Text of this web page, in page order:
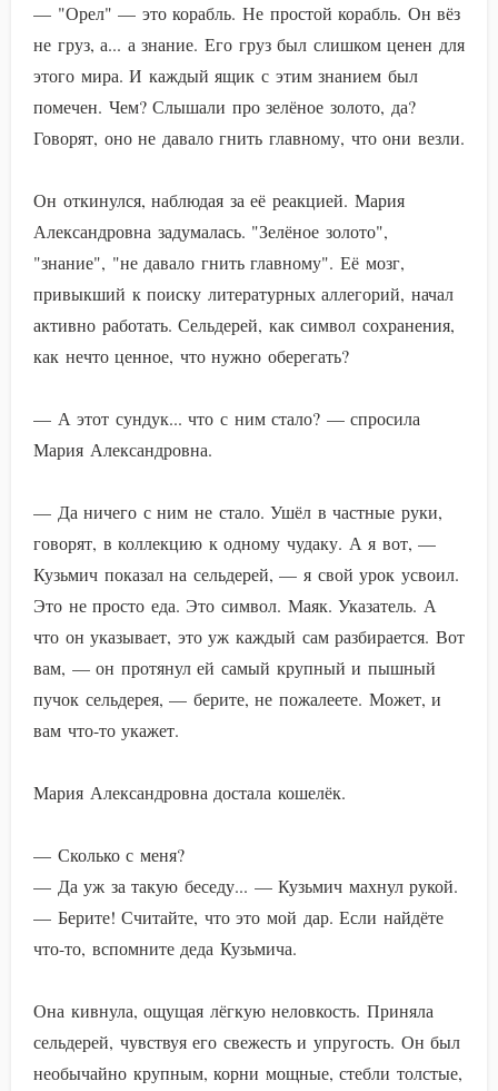
— "Орел" — это корабль. Не простой корабль. Он вёз
не груз, а... а знание. Его груз был слишком ценен для
этого мира. И каждый ящик с этим знанием был
помечен. Чем? Слышали про зелёное золото, да?
Говорят, оно не давало гнить главному, что они везли.
Он откинулся, наблюдая за её реакцией. Мария
Александровна задумалась. "Зелёное золото",
"знание", "не давало гнить главному". Её мозг,
привыкший к поиску литературных аллегорий, начал
активно работать. Сельдерей, как символ сохранения,
как нечто ценное, что нужно оберегать?
— А этот сундук... что с ним стало? — спросила
Мария Александровна.
— Да ничего с ним не стало. Ушёл в частные руки,
говорят, в коллекцию к одному чудаку. А я вот, —
Кузьмич показал на сельдерей, — я свой урок усвоил.
Это не просто еда. Это символ. Маяк. Указатель. А
что он указывает, это уж каждый сам разбирается. Вот
вам, — он протянул ей самый крупный и пышный
пучок сельдерея, — берите, не пожалеете. Может, и
вам что-то укажет.
Мария Александровна достала кошелёк.
— Сколько с меня?
— Да уж за такую беседу... — Кузьмич махнул рукой.
— Берите! Считайте, что это мой дар. Если найдёте
что-то, вспомните деда Кузьмича.
Она кивнула, ощущая лёгкую неловкость. Приняла
сельдерей, чувствуя его свежесть и упругость. Он был
необычайно крупным, корни мощные, стебли толстые,